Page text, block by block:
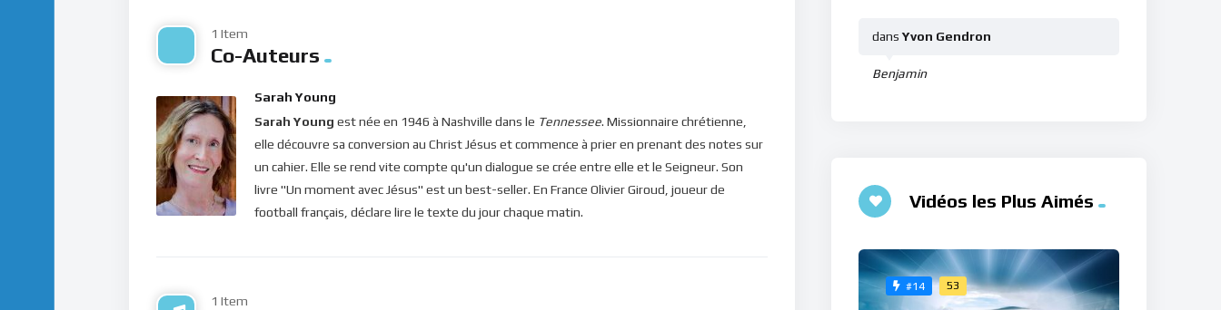
Pour vous inscrire directement aux publications, veuillez cliquer ici : [newsletter_button id=2
label=”S’abonner” design=”twitter”]
Si vous voulez vous inscrire sur le site (afin d’être en mesure de poster des commentaires) et pour les
publications, veuillez cliquer ici :
1 Item
Co-Auteurs
Sarah Young
Sarah Young est née en 1946 à Nashville dans le Tennessee. Missionnaire chrétienne,
elle découvre sa conversion au Christ Jésus et commence à prier en prenant des notes sur
un cahier. Elle se rend vite compte qu'un dialogue se crée entre elle et le Seigneur. Son
livre "Un moment avec Jésus" est un best-seller. En France Olivier Giroud, joueur de
football français, déclare lire le texte du jour chaque matin.
1 Item
Benjamin
dansYvon Gendron
Vidéos les Plus Aimés
#14 53